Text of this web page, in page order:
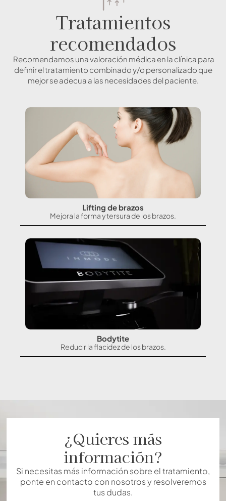
Tratamientos
recomendados
Recomendamos una valoración médica en la clínica para
definir el tratamiento combinado y/o personalizado que
mejor se adecua a las necesidades del paciente.
Lifting de brazos
Mejora la forma y tersura de los brazos.
Bodytite
Reducir la flacidez de los brazos.
¿Quieres más
información?
Si necesitas más información sobre el tratamiento,
ponte en contacto con nosotros y resolveremos
tus dudas.